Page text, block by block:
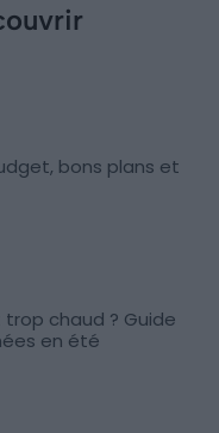
bons plans et
chaud ? Guide
en été